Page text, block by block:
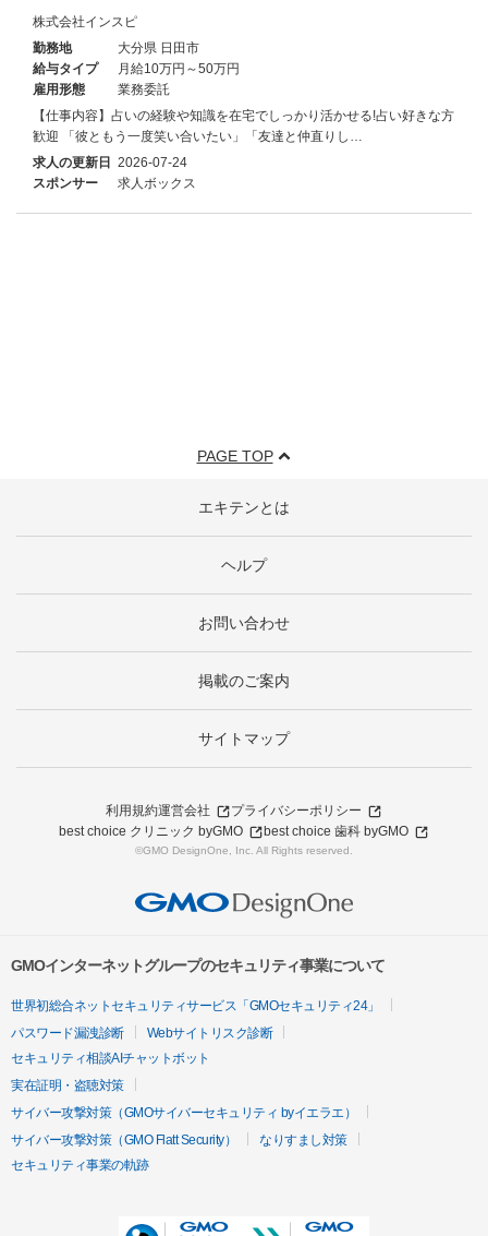
株式会社インスピ
勤務地
大分県 日田市
給与タイプ
月給10万円～50万円
雇用形態
業務委託
【仕事内容】占いの経験や知識を在宅でしっかり活かせる!占い好きな方
歓迎 「彼ともう一度笑い合いたい」「友達と仲直りし…
求人の更新日 2026-07-24
スポンサー
求人ボックス
PAGE TOP
エキテンとは
ヘルプ
お問い合わせ
掲載のご案内
サイトマップ
利用規約運営会社
プライバシーポリシー
best choice クリニック byGMO
best choice 歯科 byGMO
©GMO DesignOne, Inc. All Rights reserved.
GMOインターネットグループのセキュリティ事業について
世界初総合ネットセキュリティサービス「GMOセキュリティ24」
パスワード漏洩診断
Webサイトリスク診断
セキュリティ相談AIチャットボット
実在証明・盗聴対策
サイバー攻撃対策（GMOサイバーセキュリティ byイエラエ）
サイバー攻撃対策（GMO Flatt Security）
なりすまし対策
セキュリティ事業の軌跡